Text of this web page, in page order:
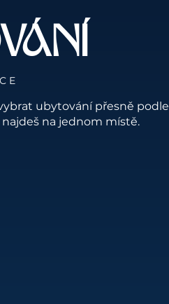
ubytování přesně podle
na jednom místě.